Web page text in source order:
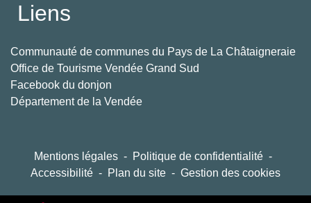
Liens
Communauté de communes du Pays de La Châtaigneraie
Office de Tourisme Vendée Grand Sud
Facebook du donjon
Département de la Vendée
Mentions légales - Politique de confidentialité -
Accessibilité - Plan du site - Gestion des cookies